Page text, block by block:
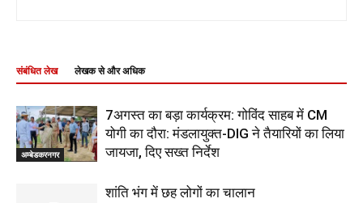
संबंधित लेख लेखक से और अधिक
अम्बेडकरनगर
7अगस्त का बड़ा कार्यक्रम: गोविंद साहब में CM
योगी का दौरा: मंडलायुक्त-DIG ने तैयारियों का लिया
जायजा, दिए सख्त निर्देश
शांति भंग में छह लोगों का चालान